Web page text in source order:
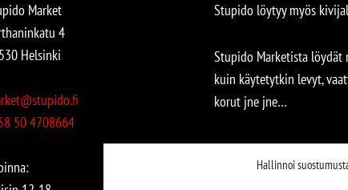
Hallinnoi
Market
4
Helsinki
50 4708664
Stupido löytyy myös
Stupido Marketista löydät
kuin käytetytkin levyt,
korut jne jne…